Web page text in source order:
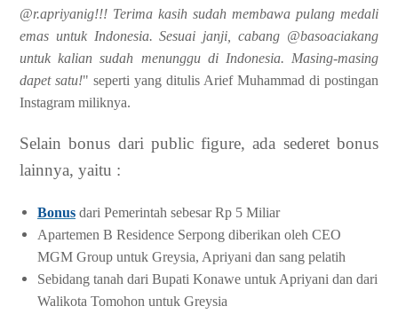
@r.apriyanig!!! Terima kasih sudah membawa pulang medali
emas untuk Indonesia. Sesuai janji, cabang @basoaciakang
untuk kalian sudah menunggu di Indonesia. Masing-masing
dapet satu!" seperti yang ditulis Arief Muhammad di postingan
Instagram miliknya.
Selain bonus dari public figure, ada sederet bonus
lainnya, yaitu :
Bonus dari Pemerintah sebesar Rp 5 Miliar
Apartemen B Residence Serpong diberikan oleh CEO
MGM Group untuk Greysia, Apriyani dan sang pelatih
Sebidang tanah dari Bupati Konawe untuk Apriyani dan dari
Walikota Tomohon untuk Greysia